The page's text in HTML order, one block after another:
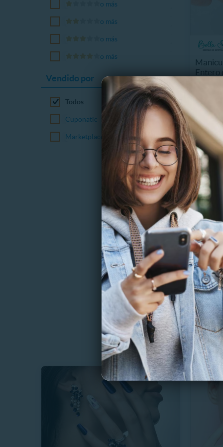
o más
o más
o más
o más
Vendido por
Todos
Cuponatic
Marketplace
Entero
47%
RIZZOS
+
40%